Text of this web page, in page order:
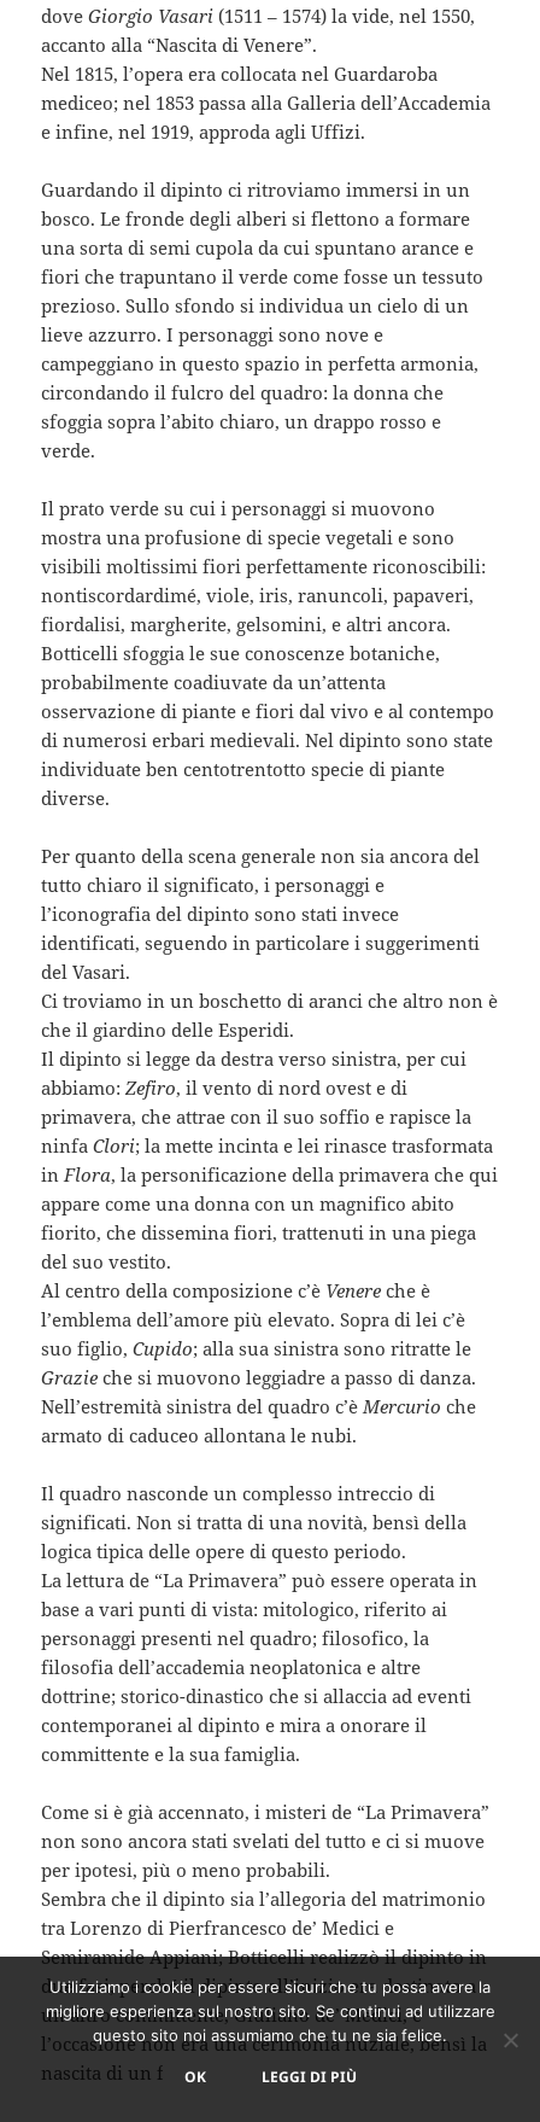
doveGiorgio Vasari (1511 – 1574) la vide, nel 1550,
accanto alla “Nascita di Venere”.
Nel 1815, l’opera era collocata nel Guardaroba
mediceo; nel 1853 passa alla Galleria dell’Accademia
e infine, nel 1919, approda agli Uffizi.
Guardando il dipinto ci ritroviamo immersi in un
bosco. Le fronde degli alberi si flettono a formare
una sorta di semi cupola da cui spuntano arance e
fiori che trapuntano il verde come fosse un tessuto
prezioso. Sullo sfondo si individua un cielo di un
lieve azzurro. I personaggi sono nove e
campeggiano in questo spazio in perfetta armonia,
circondando il fulcro del quadro: la donna che
sfoggia sopra l’abito chiaro, un drappo rosso e
verde.
Il prato verde su cui i personaggi si muovono
mostra una profusione di specie vegetali e sono
visibili moltissimi fiori perfettamente riconoscibili:
nontiscordardimé, viole, iris, ranuncoli, papaveri,
fiordalisi, margherite, gelsomini, e altri ancora.
Botticelli sfoggia le sue conoscenze botaniche,
probabilmente coadiuvate da un’attenta
osservazione di piante e fiori dal vivo e al contempo
di numerosi erbari medievali. Nel dipinto sono state
individuate ben centotrentotto specie di piante
diverse.
Per quanto della scena generale non sia ancora del
tutto chiaro il significato, i personaggi e
l’iconografia del dipinto sono stati invece
identificati, seguendo in particolare i suggerimenti
del Vasari.
Ci troviamo in un boschetto di aranci che altro non è
che il giardino delle Esperidi.
Il dipinto si legge da destra verso sinistra, per cui
abbiamo:Zefiro, il vento di nord ovest e di
primavera, che attrae con il suo soffio e rapisce la
ninfaClori; la mette incinta e lei rinasce trasformata
in Flora, la personificazione della primavera che qui
appare come una donna con un magnifico abito
fiorito, che dissemina fiori, trattenuti in una piega
del suo vestito.
Al centro della composizione c’è Venereche è
l’emblema dell’amore più elevato. Sopra di lei c’è
suo figlio,Cupido; alla sua sinistra sono ritratte le
Grazie che si muovono leggiadre a passo di danza.
Nell’estremità sinistra del quadro c’è Mercurioche
armato di caduceo allontana le nubi.
Il quadro nasconde un complesso intreccio di
significati. Non si tratta di una novità, bensì della
logica tipica delle opere di questo periodo.
La lettura de “La Primavera” può essere operata in
base a vari punti di vista: mitologico, riferito ai
personaggi presenti nel quadro; filosofico, la
filosofia dell’accademia neoplatonica e altre
dottrine; storico-dinastico che si allaccia ad eventi
contemporanei al dipinto e mira a onorare il
committente e la sua famiglia.
Come si è già accennato, i misteri de “La Primavera”
non sono ancora stati svelati del tutto e ci si muove
per ipotesi, più o meno probabili.
Sembra che il dipinto sia l’allegoria del matrimonio
tra Lorenzo di Pierfrancesco de’ Medici e
Semiramide Appiani; Botticelli realizzò il dipinto in
due fasi, perché il dipinto all’inizio era destinato a
un altro committente, Giuliano de’ Medici, e
l’occasione non era una cerimonia nuziale, bensì la
nascita di un figlio.
Utilizziamo i cookie per essere sicuri che tu possa avere la
migliore esperienza sul nostro sito. Se continui ad utilizzare
questo sito noi assumiamo che tu ne sia felice.
OK LEGGI DI PIÙ